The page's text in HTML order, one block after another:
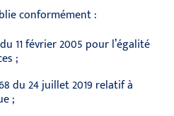
conformément :
11 février 2005 pour l’égalité
;
du 24 juillet 2019 relatif à
;